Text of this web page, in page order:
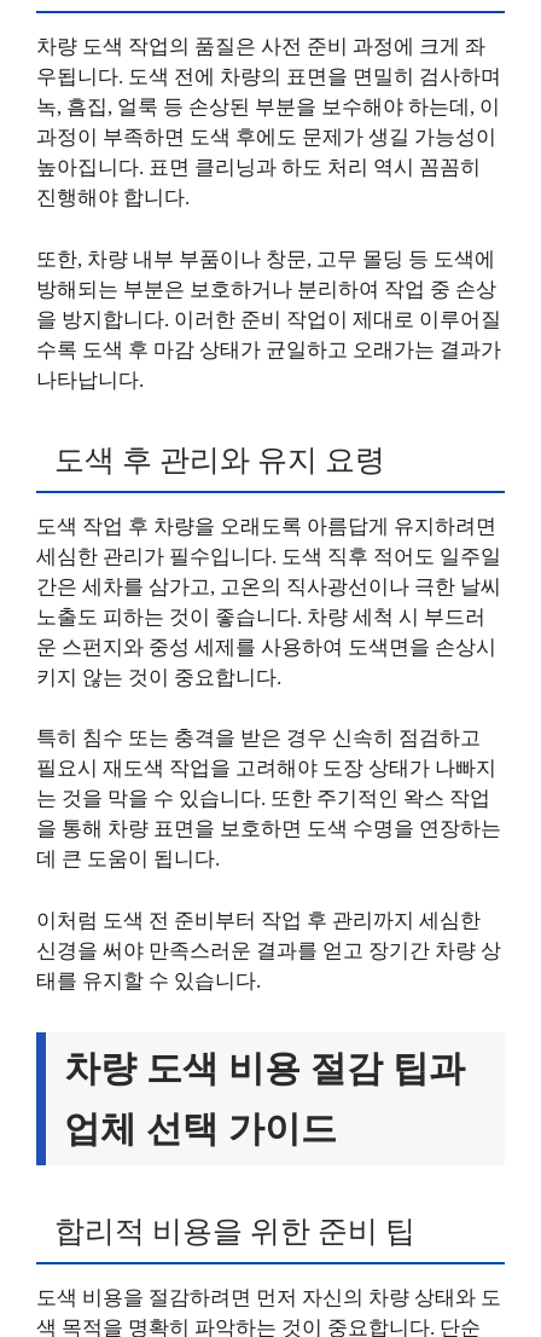
차량 도색 작업의 품질은 사전 준비 과정에 크게 좌
우됩니다. 도색 전에 차량의 표면을 면밀히 검사하며
녹, 흠집, 얼룩 등 손상된 부분을 보수해야 하는데, 이
과정이 부족하면 도색 후에도 문제가 생길 가능성이
높아집니다. 표면 클리닝과 하도 처리 역시 꼼꼼히
진행해야 합니다.
또한, 차량 내부 부품이나 창문, 고무 몰딩 등 도색에
방해되는 부분은 보호하거나 분리하여 작업 중 손상
을 방지합니다. 이러한 준비 작업이 제대로 이루어질
수록 도색 후 마감 상태가 균일하고 오래가는 결과가
나타납니다.
도색 후 관리와 유지 요령
도색 작업 후 차량을 오래도록 아름답게 유지하려면
세심한 관리가 필수입니다. 도색 직후 적어도 일주일
간은 세차를 삼가고, 고온의 직사광선이나 극한 날씨
노출도 피하는 것이 좋습니다. 차량 세척 시 부드러
운 스펀지와 중성 세제를 사용하여 도색면을 손상시
키지 않는 것이 중요합니다.
특히 침수 또는 충격을 받은 경우 신속히 점검하고
필요시 재도색 작업을 고려해야 도장 상태가 나빠지
는 것을 막을 수 있습니다. 또한 주기적인 왁스 작업
을 통해 차량 표면을 보호하면 도색 수명을 연장하는
데 큰 도움이 됩니다.
이처럼 도색 전 준비부터 작업 후 관리까지 세심한
신경을 써야 만족스러운 결과를 얻고 장기간 차량 상
태를 유지할 수 있습니다.
차량 도색 비용 절감 팁과
업체 선택 가이드
합리적 비용을 위한 준비 팁
도색 비용을 절감하려면 먼저 자신의 차량 상태와 도
색 목적을 명확히 파악하는 것이 중요합니다. 단순